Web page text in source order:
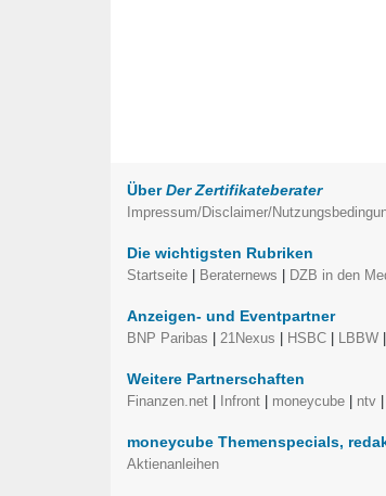
Über Der Zertifikateberater
Impressum/Disclaimer/
Die wichtigsten Rubriken
Startseite | Beraternews | DZB in den
Anzeigen- und Eventpartner
BNP Paribas | 21Nexus | HSBC | LBBW |
Weitere Partnerschaften
Finanzen.net | Infront | moneycube | ntv |
moneycube Themenspecials,
Aktienanleihen